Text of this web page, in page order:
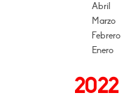
Abril
Marzo
Febrero
Enero
2022